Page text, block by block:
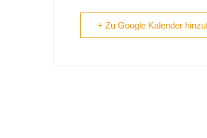
+ Zu Google Kalender